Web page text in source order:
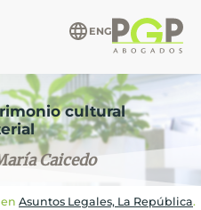
ENG
cultural
Caicedo
Asuntos Legales, La República.